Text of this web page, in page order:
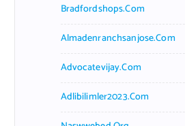
Bradfordshops.com
Almadenranchsanjose.com
Advocatevijay.com
Adlibilimler2023.com